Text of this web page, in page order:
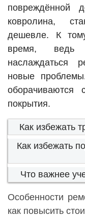
повреждённой
ковролина,
дешевле. К
время, ведь
наслаждаться
новые
оборачиваются
покрытия.
Как избежать
Как избежать
Что важнее
Особенности
как повысить